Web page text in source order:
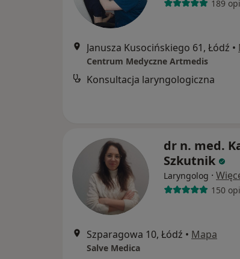
189
Janusza Kusocińskiego 61, Łódź •
Centrum Medyczne Artmedis
Konsultacja laryngologiczna
dr n. med.
Szkutnik
Laryngolog ·
150
Szparagowa 10, Łódź • Mapa
Salve Medica